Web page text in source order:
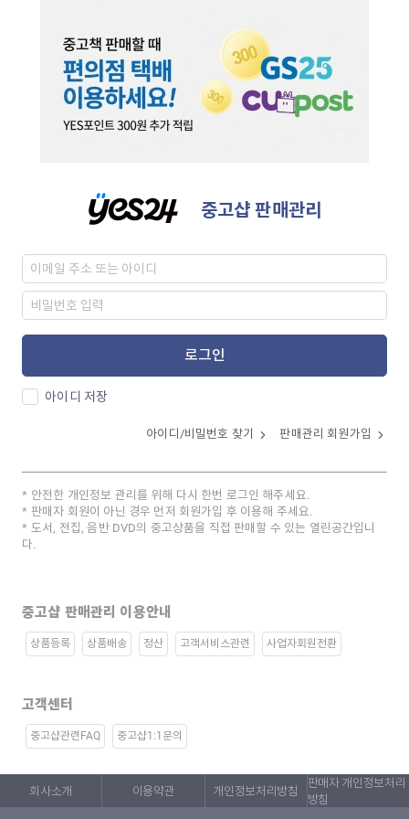
중고샵 판매관리
로그인
아이디 저장
아이디/비밀번호 찾기 판매관리 회원가입
안전한 개인정보 관리를 위해 다시 한번 로그인 해주세요.
판매자 회원이 아닌 경우 먼저 회원가입 후 이용해 주세요.
도서, 전집, 음반 DVD의 중고상품을 직접 판매할 수 있는 열린공간입니
다.
중고샵 판매관리 이용안내
상품등록 상품배송 정산 고객서비스관련 사업자회원전환
고객센터
중고샵관련FAQ 중고샵1:1문의
회사소개 이용약관 개인정보처리방침
판매자 개인정보처리
방침